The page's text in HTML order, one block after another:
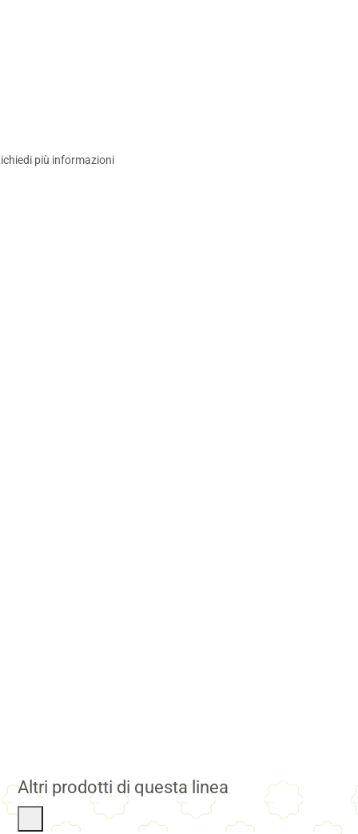
più informazioni
Altri prodotti di questa linea